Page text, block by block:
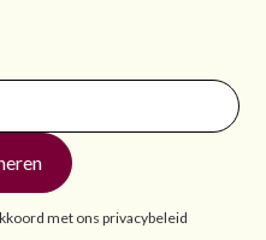
met onsprivacybeleid